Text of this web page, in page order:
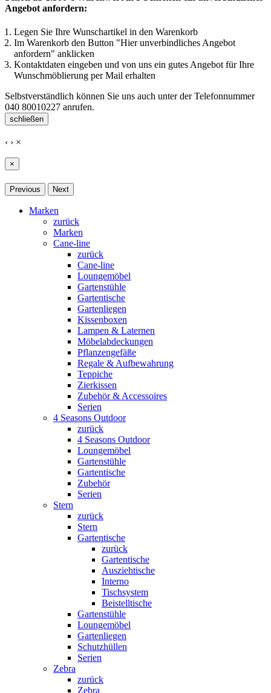
Angebot anfordern:
Legen Sie Ihre Wunschartikel in den Warenkorb
Im Warenkorb den Button "Hier unverbindliches Angebot
anfordern" anklicken
Kontaktdaten eingeben und von uns ein gutes Angebot für Ihre
Wunschmöblierung per Mail erhalten
Selbstverständlich können Sie uns auch unter der Telefonnummer
040 80010227 anrufen.
schließen
‹ › ×
×
Previous Next
Marken
zurück
Marken
Cane-line
zurück
Cane-line
Loungemöbel
Gartenstühle
Gartentische
Gartenliegen
Kissenboxen
Lampen & Laternen
Möbelabdeckungen
Pflanzengefäße
Regale & Aufbewahrung
Teppiche
Zierkissen
Zubehör & Accessoires
Serien
4 Seasons Outdoor
zurück
4 Seasons Outdoor
Loungemöbel
Gartenstühle
Gartentische
Zubehör
Serien
Stern
zurück
Stern
Gartentische
zurück
Gartentische
Ausziehtische
Interno
Tischsystem
Beistelltische
Gartenstühle
Loungemöbel
Gartenliegen
Schutzhüllen
Serien
Zebra
zurück
Zebra